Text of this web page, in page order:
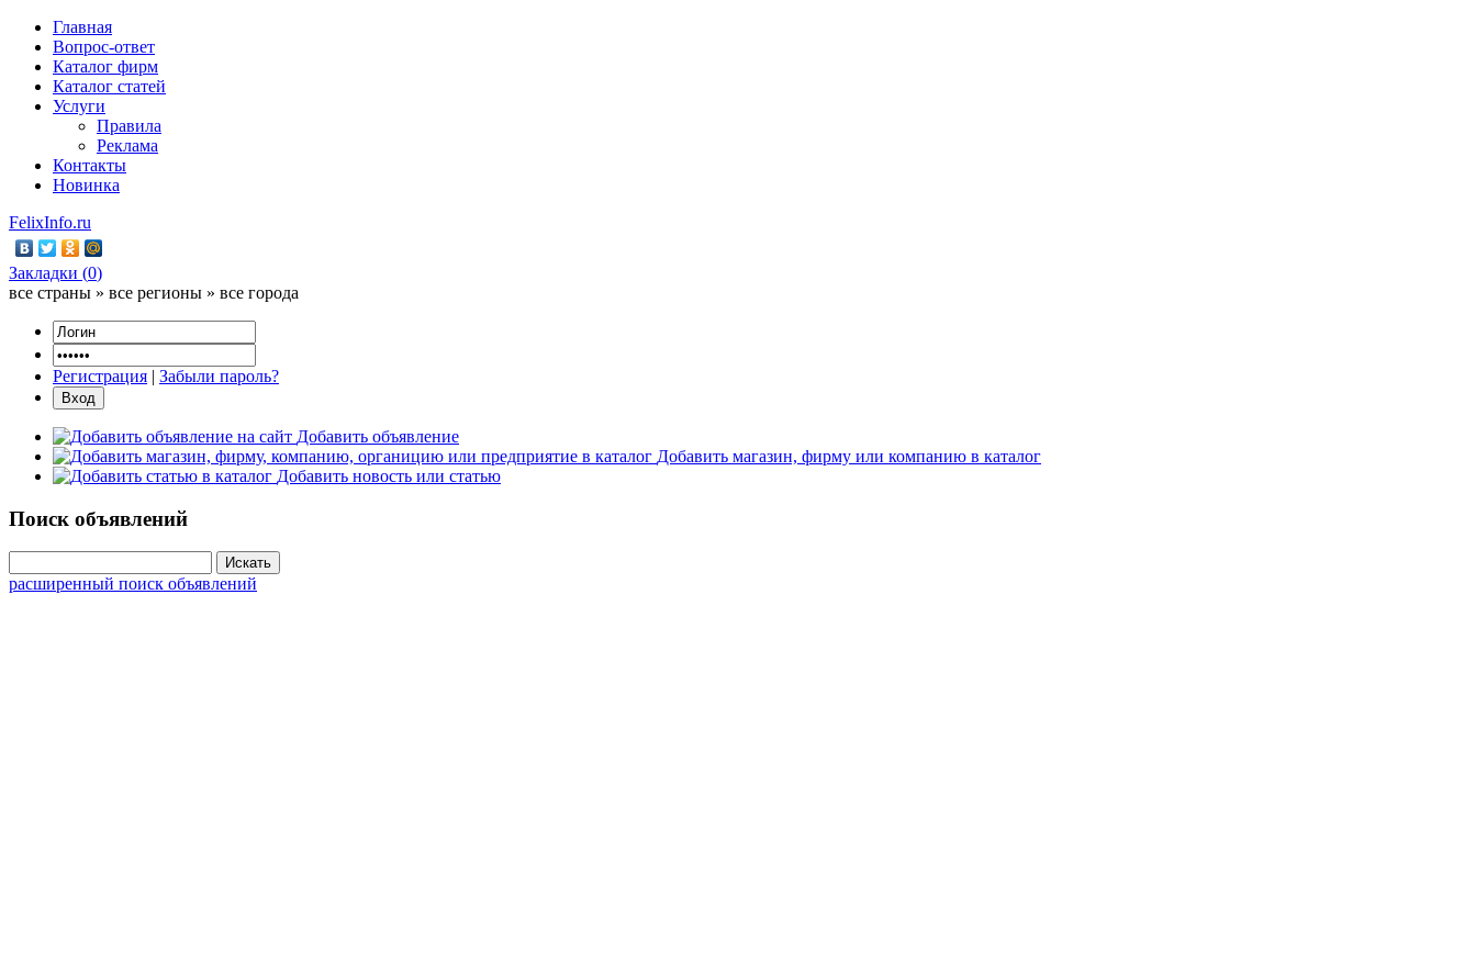
Главная
Вопрос-ответ
Каталог фирм
Каталог статей
Услуги
Правила
Реклама
Контакты
Новинка
FelixInfo.ru
Закладки (0)
все страны » все регионы » все города
Регистрация | Забыли пароль?
Добавить объявление
Добавить магазин, фирму или компанию в каталог
Добавить новость или статью
Поиск объявлений
расширенный поиск объявлений